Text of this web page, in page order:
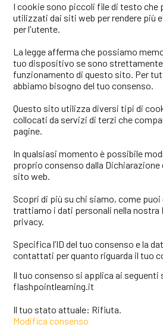
I cookie sono piccoli file di testo che
utilizzati dai siti web per rendere più
per l'utente.
La legge afferma che possiamo
tuo dispositivo se sono strettamente
funzionamento di questo sito. Per
abbiamo bisogno del tuo consenso.
Questo sito utilizza diversi tipi di
collocati da servizi di terzi che
pagine.
In qualsiasi momento è possibile
proprio consenso dalla
sito web.
Scopri di più su chi siamo, come
trattiamo i dati personali nella nostra
privacy.
Specifica l’ID del tuo consenso e la
contattati per quanto riguarda il tuo
Il tuo consenso si applica ai seguenti
flashpointlearning.it
Il tuo stato attuale: Rifiuta.
Modifica consenso